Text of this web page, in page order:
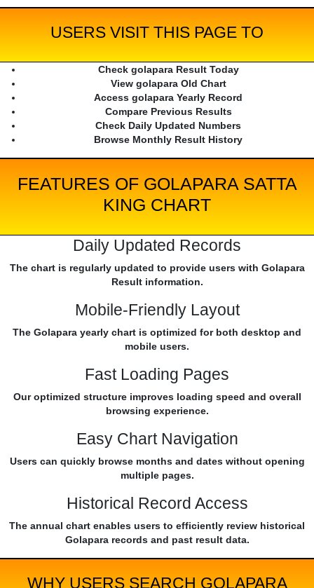
USERS VISIT THIS PAGE TO
Check golapara Result Today
View golapara Old Chart
Access golapara Yearly Record
Compare Previous Results
Check Daily Updated Numbers
Browse Monthly Result History
FEATURES OF GOLAPARA SATTA
KING CHART
Daily Updated Records
The chart is regularly updated to provide users with Golapara
Result information.
Mobile-Friendly Layout
The Golapara yearly chart is optimized for both desktop and
mobile users.
Fast Loading Pages
Our optimized structure improves loading speed and overall
browsing experience.
Easy Chart Navigation
Users can quickly browse months and dates without opening
multiple pages.
Historical Record Access
The annual chart enables users to efficiently review historical
Golapara records and past result data.
WHY USERS SEARCH GOLAPARA